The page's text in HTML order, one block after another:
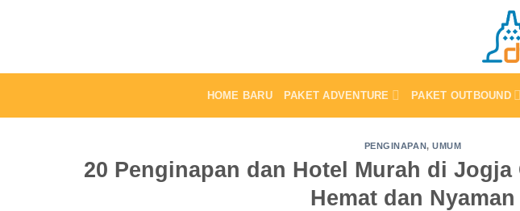
HOME BARU PAKET ADVENTURE PAKET OUTBOUND
PENGINAPAN,UMUM
20 Penginapan dan Hotel Murah di
Hemat dan Nyaman